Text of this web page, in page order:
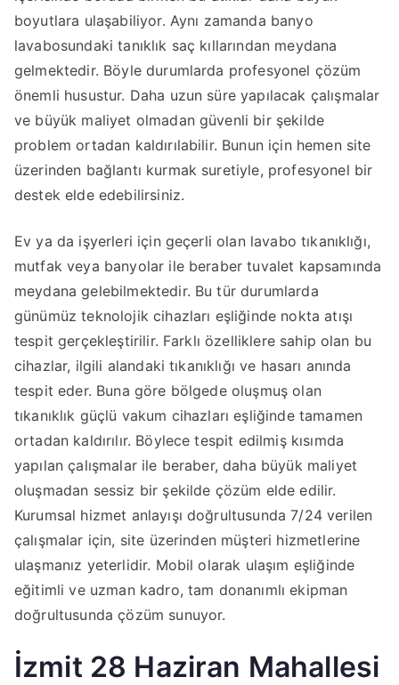
boyutlara ulaşabiliyor. Aynı zamanda banyo
lavabosundaki tanıklık saç kıllarından meydana
gelmektedir. Böyle durumlarda profesyonel çözüm
önemli husustur. Daha uzun süre yapılacak çalışmalar
ve büyük maliyet olmadan güvenli bir şekilde
problem ortadan kaldırılabilir. Bunun için hemen site
üzerinden bağlantı kurmak suretiyle, profesyonel bir
destek elde edebilirsiniz.
Ev ya da işyerleri için geçerli olan lavabo tıkanıklığı,
mutfak veya banyolar ile beraber tuvalet kapsamında
meydana gelebilmektedir. Bu tür durumlarda
günümüz teknolojik cihazları eşliğinde nokta atışı
tespit gerçekleştirilir. Farklı özelliklere sahip olan bu
cihazlar, ilgili alandaki tıkanıklığı ve hasarı anında
tespit eder. Buna göre bölgede oluşmuş olan
tıkanıklık güçlü vakum cihazları eşliğinde tamamen
ortadan kaldırılır. Böylece tespit edilmiş kısımda
yapılan çalışmalar ile beraber, daha büyük maliyet
oluşmadan sessiz bir şekilde çözüm elde edilir.
Kurumsal hizmet anlayışı doğrultusunda 7/24 verilen
çalışmalar için, site üzerinden müşteri hizmetlerine
ulaşmanız yeterlidir. Mobil olarak ulaşım eşliğinde
eğitimli ve uzman kadro, tam donanımlı ekipman
doğrultusunda çözüm sunuyor.
İzmit 28 Haziran Mahallesi